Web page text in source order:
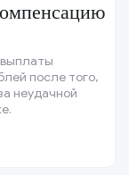
после того,
неудачной